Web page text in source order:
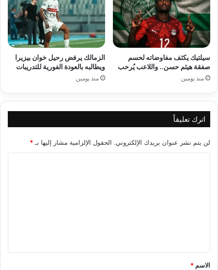
سيلتيك يكثف مفاوضاته لحسم
صفقة هيثم حسن.. واللاعب يُرحب
منذ يومين
الزمالك يرفض رحيل خوان بيزيرا
ويطالبه بالعودة الفورية للتدريبات
منذ يومين
اترك تعليقاً
لن يتم نشر عنوان بريدك الإلكتروني. الحقول الإلزامية مشار إليها بـ *
*
الاسم *